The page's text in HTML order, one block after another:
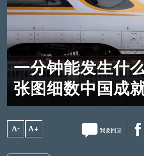
一分钟能发生什
张图细数中国成
A- A+ 我要回应